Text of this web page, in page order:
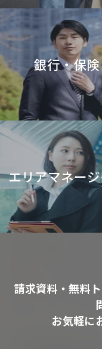
銀行・保険
エリアマネー
請求資料・無料
お気軽に